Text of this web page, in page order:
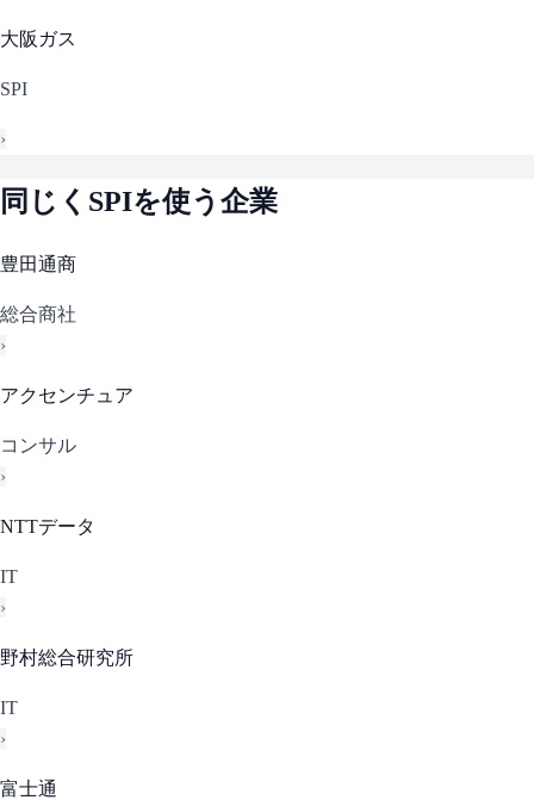
大阪ガス
SPI
›
同じく SPIを使う企業
豊田通商
総合商社
›
アクセンチュア
コンサル
›
NTTデータ
IT
›
野村総合研究所
IT
›
富士通